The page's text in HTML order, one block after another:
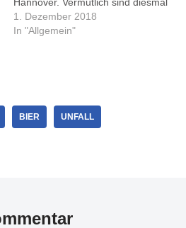
keine 2 Dosen hinter einem Türchen
versteckt... Allerdings habe ich in
1. Dezember 2018
In "Allgemein"
BIER UNFALL